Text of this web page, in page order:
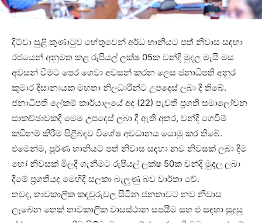
දිට්වා සුළි කුණාටුව හේතුවෙන් අර්ධ හානියට පත් නිවාස සඳහා
රජයෙන් අනුමත කළ රුපියල් ලක්ෂ 05ක වන්දි මුදල මැයි මස
අවසන් වීමට පෙර ගෙවා අවසන් කරන ලෙස ජනාධිපති අනුර
කුමාර දිසානායක මහතා නිලධාරීන්ට උපදෙස් ලබා දී තිබේ.
ජනාධිපති ලේකම් කාර්යාලයේ අද (22) පැවති ප්‍රගති සමාලෝචන
සාකච්ඡාවකදී මෙම උපදෙස් ලබා දී ඇති අතර, වන්දි ගෙවීම්
කඩිනම් කිරීම පිළිබඳව විශේෂ අවධානය යොමු කර තිබේ.
එමෙන්ම, පූර්ණ හානියට පත් නිවාස සඳහා නව නිවසක් ලබා දීම
හෝ නිවසක් මිලදී ගැනීමට රුපියල් ලක්ෂ 50ක වන්දි මුදල ලබා
දීමේ ප්‍රගතියද මෙහිදී සලකා බැලුණු බව වාර්තා වේ.
තවද, තාවකාලික කඳවුරුවල සිටින ජනතාවට නව නිවාස
ලැබෙන තෙක් තාවකාලික වාසස්ථාන සපයීම සහ එ සඳහා සුදුසු